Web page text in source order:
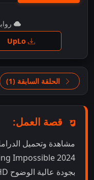
الحلقة السابقة (1)
قصة العمل:
مشاهدة وتحميل
بجودة عالية الوضوح HD